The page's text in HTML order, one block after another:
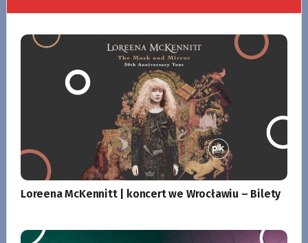
Loreena McKennitt | koncert we Wrocławiu – Bilety